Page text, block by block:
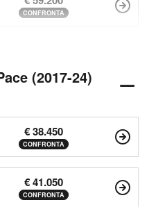
CONFRONTA
(2017-24)
€ 38.450
CONFRONTA
€ 41.050
CONFRONTA